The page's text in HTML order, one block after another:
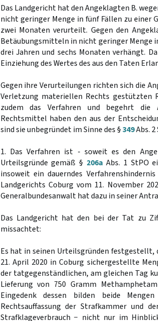
Das Landgericht hat den Angeklagten B.
nicht geringer Menge in fünf Fällen zu einer
zwei Monaten verurteilt. Gegen den
Betäubungsmitteln in nicht geringer Menge
drei Jahren und sechs Monaten verhängt.
Einziehung des Wertes des aus den Taten
Gegen ihre Verurteilungen richten sich die
Verletzung materiellen Rechts gestützten
zudem das Verfahren und begehrt die
Rechtsmittel haben den aus der
sind sie unbegründet im Sinne des §349Abs. 2
1. Das Verfahren ist - soweit es den
Urteilsgründe gemäß § 206a Abs. 1 StPO
insoweit ein dauerndes
Landgerichts Coburg vom 11. November
Generalbundesanwalt hat dazu in seiner
Das Landgericht hat den bei der Tat zu
missachtet:
Es hat in seinen Urteilsgründen festgestellt,
21. April 2020 in Coburg sichergestellte
der tatgegenständlichen, am gleichen Tag
Lieferung von 750 Gramm
Eingedenk dessen bilden beide
Rechtsauffassung der Strafkammer und
Strafklageverbrauch − nicht nur im